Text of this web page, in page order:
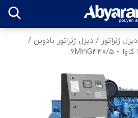
دیزل ژنراتور / دیزل ژنراتور بادوین /